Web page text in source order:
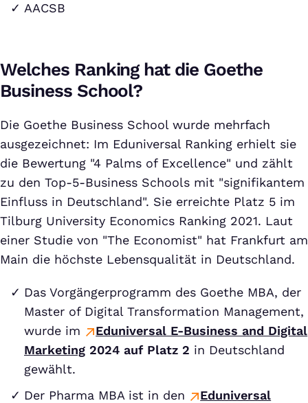
AACSB
Welches Ranking hat die Goethe
Business School?
Die Goethe Business School wurde mehrfach
ausgezeichnet: Im Eduniversal Ranking erhielt sie
die Bewertung "4 Palms of Excellence" und zählt
zu den Top-5-Business Schools mit "signifikantem
Einfluss in Deutschland". Sie erreichte Platz 5 im
Tilburg University Economics Ranking 2021. Laut
einer Studie von "The Economist" hat Frankfurt am
Main die höchste Lebensqualität in Deutschland.
Das Vorgängerprogramm des Goethe MBA, der
Master of Digital Transformation Management,
wurde im
Eduniversal E-Business and Digital
Marketing 2024 auf Platz 2 in Deutschland
gewählt.
Der Pharma MBA ist in den
Eduniversal